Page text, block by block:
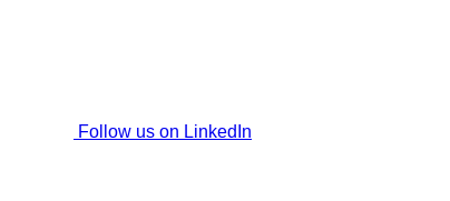
Follow us on LinkedIn